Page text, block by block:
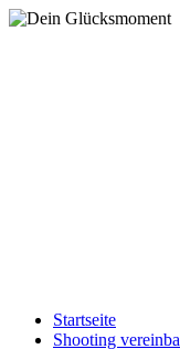
Startseite
Shooting